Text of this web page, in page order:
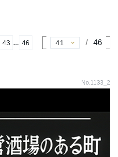
43 ... 46 46
No.1133_2